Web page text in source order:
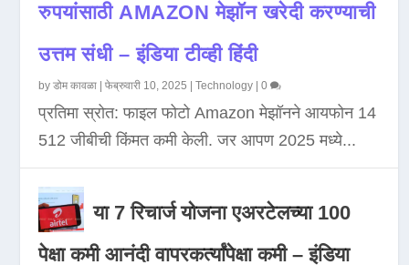
रुपयांसाठी AMAZON मेझॉन खरेदी करण्याची
उत्तम संधी – इंडिया टीव्ही हिंदी
byडोम कावळा |फेब्रुवारी 10, 2025 |Technology |0
प्रतिमा स्रोत: फाइल फोटो Amazon मेझॉनने आयफोन 14
512 जीबीची किंमत कमी केली. जर आपण 2025 मध्ये...
या 7 रिचार्ज योजना एअरटेलच्या 100
पेक्षा कमी आनंदी वापरकर्त्यांपेक्षा कमी – इंडिया